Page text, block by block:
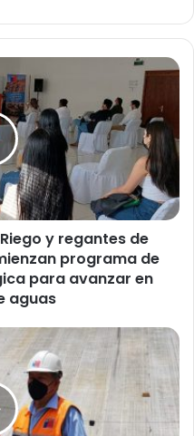
y regantes de
programa de
para avanzar en
aguas